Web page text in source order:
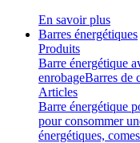
En savoir plus
Barres énergétiques
Produits
Barre énergétique
enrobageBarres de
Articles
Barre énergétique
pour consommer
énergétiques,